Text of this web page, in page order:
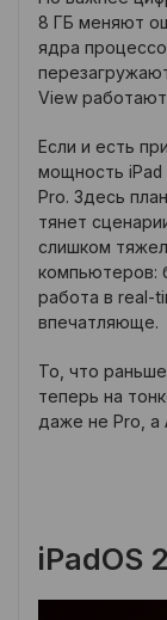
8 ГБ меняют
ядра
View
Если и есть
мощность iPad
Pro. Здесь
тянет
слишком
компьютеров:
работа в real-
впечатляюще.
То, что
теперь на
даже не Pro, а
iPadOS